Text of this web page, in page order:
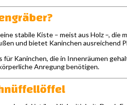
stabile Kiste – meist aus Holz –,
und bietet Kaninchen ausreichend
für Kaninchen, die in Innenräumen
Anregung benötigen.